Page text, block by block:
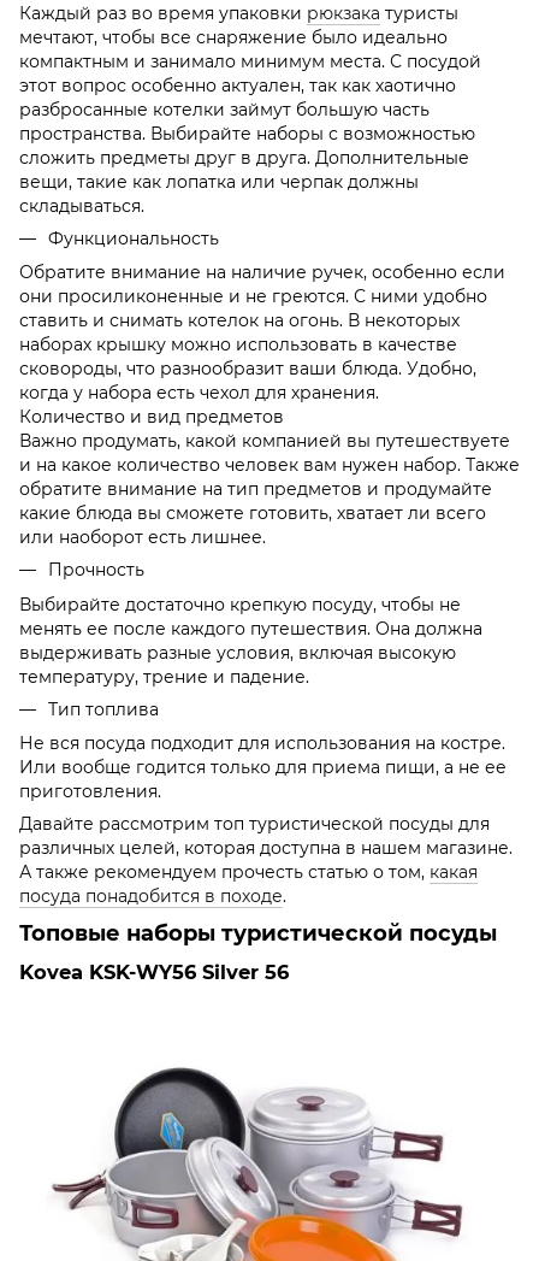
Каждый раз во время упаковки рюкзака туристы
мечтают, чтобы все снаряжение было идеально
компактным и занимало минимум места. С посудой
этот вопрос особенно актуален, так как хаотично
разбросанные котелки займут большую часть
пространства. Выбирайте наборы с возможностью
сложить предметы друг в друга. Дополнительные
вещи, такие как лопатка или черпак должны
складываться.
Функциональность
Обратите внимание на наличие ручек, особенно если
они просиликоненные и не греются. С ними удобно
ставить и снимать котелок на огонь. В некоторых
наборах крышку можно использовать в качестве
сковороды, что разнообразит ваши блюда. Удобно,
когда у набора есть чехол для хранения.
Количество и вид предметов
Важно продумать, какой компанией вы путешествуете
и на какое количество человек вам нужен набор. Также
обратите внимание на тип предметов и продумайте
какие блюда вы сможете готовить, хватает ли всего
или наоборот есть лишнее.
Прочность
Выбирайте достаточно крепкую посуду, чтобы не
менять ее после каждого путешествия. Она должна
выдерживать разные условия, включая высокую
температуру, трение и падение.
Тип топлива
Не вся посуда подходит для использования на костре.
Или вообще годится только для приема пищи, а не ее
приготовления.
Давайте рассмотрим топ туристической посуды для
различных целей, которая доступна в нашем магазине.
А также рекомендуем прочесть статью о том, какая
посуда понадобится в походе.
Топовые наборы туристической посуды
Kovea KSK-WY56 Silver 56